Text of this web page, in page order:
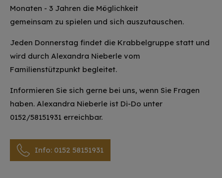
Monaten - 3 Jahren die Möglichkeit
gemeinsam zu spielen und sich auszutauschen.
Jeden Donnerstag findet die Krabbelgruppe statt und
wird durch Alexandra Nieberle vom
Familienstützpunkt begleitet.
Informieren Sie sich gerne bei uns, wenn Sie Fragen
haben. Alexandra Nieberle ist Di-Do unter
0152/58151931 erreichbar.
Info: 0152 58151931